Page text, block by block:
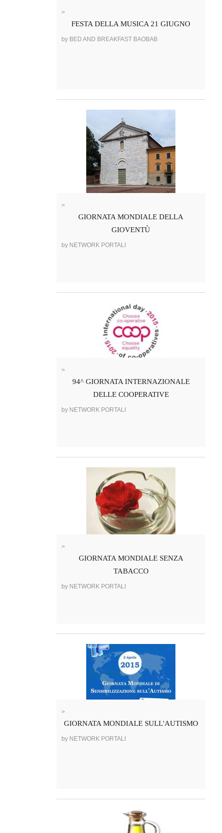
>
FESTA DELLA MUSICA 21 GIUGNO
by BED AND BREAKFAST BAOBAB
>
GIORNATA MONDIALE DELLA
GIOVENTÙ
by NETWORK PORTALI
>
94^ GIORNATA INTERNAZIONALE
DELLE COOPERATIVE
by NETWORK PORTALI
>
GIORNATA MONDIALE SENZA
TABACCO
by NETWORK PORTALI
>
GIORNATA MONDIALE SULL'AUTISMO
by NETWORK PORTALI